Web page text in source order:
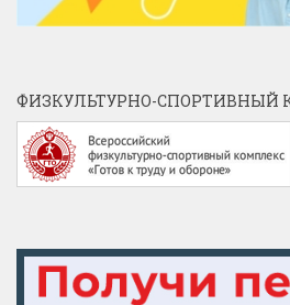
ФИЗКУЛЬТУРНО-СПОРТИВНЫЙ